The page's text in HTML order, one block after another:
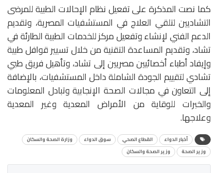
كما نصت المذكرة على تفعيل نظام الإحالات الطبية للمرضى
التشاديين لتلقي العلاج في المستشفيات المصرية، وتقديم
الدعم الفني لإنشاء وتفعيل مركز للخدمات الطبية الطارئة في
تشاد، وتقديم المساعدة التقنية من خلال تسيير قوافل طبية
وإيفاد أطباء أخصائيين مصريين إلى تشاد، وتأهيل فريق طبي
تشادي لتقييم الجودة الشاملة داخل المستشفيات، بالإضافة
إلى التعاون في مجالات الصحة الإنجابية وتبادل المعلومات
والخبرات للوقاية من الأمراض المعدية وغير المعدية
وعلاجها.
أخبار الدواء القطاع الصحي سوق الدواء
وزارة الصحة والسكان
وزير الصحة
وزير الصحة والسكان